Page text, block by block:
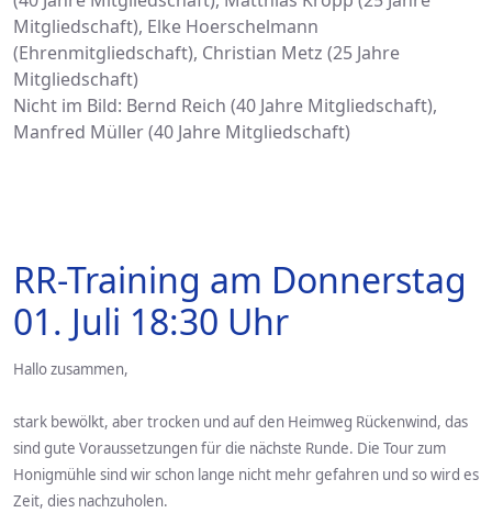
Mitgliedschaft), Elke Hoerschelmann
(Ehrenmitgliedschaft), Christian Metz (25 Jahre
Mitgliedschaft)
Nicht im Bild: Bernd Reich (40 Jahre Mitgliedschaft),
Manfred Müller (40 Jahre Mitgliedschaft)
RR-Training am Donnerstag
01. Juli 18:30 Uhr
Hallo zusammen,
stark bewölkt, aber trocken und auf den Heimweg Rückenwind, das
sind gute Voraussetzungen für die nächste Runde. Die Tour zum
Honigmühle sind wir schon lange nicht mehr gefahren und so wird es
Zeit, dies nachzuholen.